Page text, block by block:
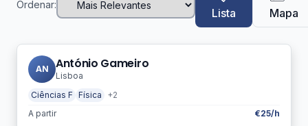
Ordenar:
Lista
Mapa
AN António Gameiro
Lisboa
Ciências F Física
+2
A partir
€25/h